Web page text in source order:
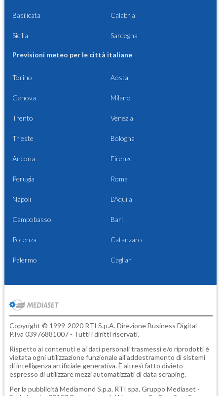
Basilicata Calabria
Sicilia Sardegna
Previsioni meteo per le città italiane
Torino Aosta
Genova Milano
Trento Venezia
Trieste Bologna
Ancona Firenze
Perugia Roma
Napoli L'Aquila
Campobasso Bari
Potenza Catanzaro
Palermo Cagliari
Copyright © 1999-2020 RTI S.p.A. Direzione Business Digital -
P.Iva 03976881007 - Tutti i diritti riservati.
Rispetto ai contenuti e ai dati personali trasmessi e/o riprodotti è
vietata ogni utilizzazione funzionale all'addestramento di sistemi
di intelligenza artificiale generativa. È altresì fatto divieto
espresso di utilizzare mezzi automatizzati di data scraping.
Per la pubblicità Mediamond S.p.a. RTI spa, Gruppo Mediaset -